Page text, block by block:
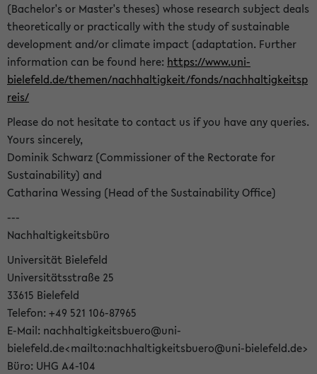
(Bachelor's or Master's theses) whose research subject deals
theoretically or practically with the study of sustainable
development and/or climate impact (adaptation. Further
information can be found here: https://www.uni-
bielefeld.de/themen/nachhaltigkeit/fonds/nachhaltigkeitsp
reis/
Please do not hesitate to contact us if you have any queries.
Yours sincerely,
Dominik Schwarz (Commissioner of the Rectorate for
Sustainability) and
Catharina Wessing (Head of the Sustainability Office)
---
Nachhaltigkeitsbüro
Universität Bielefeld
Universitätsstraße 25
33615 Bielefeld
Telefon: +49 521 106-87965
E-Mail: nachhaltigkeitsbuero@uni-
bielefeld.de<mailto:nachhaltigkeitsbuero@uni-bielefeld.de>
Büro: UHG A4-104